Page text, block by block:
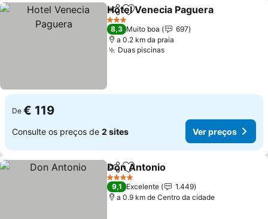
PartilharAdicionar aos favoritos
Hotel Venecia Paguera
3 Estrelas
8,3 Muito boa
697
a 0.2 km da praia
Duas piscinas
De € 119
Consulte os preços de 2 sites Ver preços
PartilharAdicionar aos favoritos
Don Antonio
4 Estrelas
9,1 Excelente
1.449
a 0.9 km de Centro da cidade